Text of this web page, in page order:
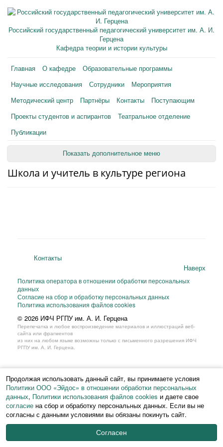
Российский государственный педагогический университет им. А. И.
Герцена
Кафедра теории и истории культуры
Главная О кафедре
Образовательные программы
Научные исследования
Сотрудники
Мероприятия
Методический центр
Партнёры Контакты
Поступающим
Проекты студентов и аспирантов
Театральное отделение
Публикации
Показать дополнительное меню
Школа и учитель в культуре региона
Контакты
Наверх
Политика оператора в отношении обработки персональных
данных
Согласие на сбор и обработку персональных данных
Политика использования файлов cookies
© 2026 ИФЧ РГПУ им. А. И. Герцена
Перепечатка и любое воспроизведение материалов и иллюстраций веб-
сайта или фрагментов
из них на любом языке возможны только с письменного разрешения ИФЧ
РГПУ им. А. И. Герцена.
Продолжая использовать данный сайт, вы принимаете условия
Политики ООО «Эйдос» в отношении обработки персональных
данных, Политики использования файлов cookies и даете свое
согласие на сбор и обработку персональных данных. Если вы не
согласны с данными условиями вы обязаны покинуть сайт.
Согласен